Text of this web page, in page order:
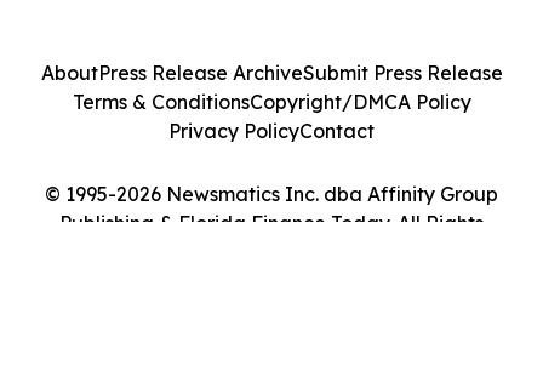
© 1995-2026 Newsmatics Inc. dba Affinity Group
Publishing & Florida Finance Today. All Rights
AboutPress Release ArchiveSubmit Press Release
Terms & ConditionsCopyright/DMCA Policy
Privacy PolicyContact